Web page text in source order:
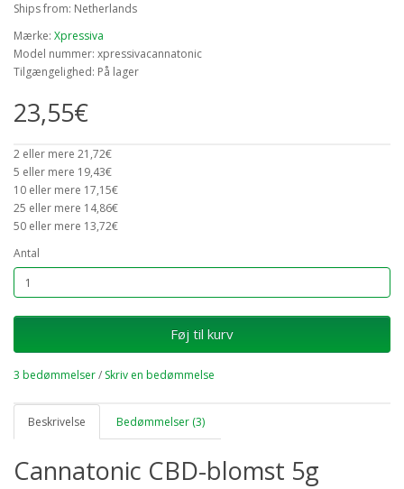
Ships from: Netherlands
Mærke: Xpressiva
Model nummer: xpressivacannatonic
Tilgængelighed: På lager
23,55€
2 eller mere 21,72€
5 eller mere 19,43€
10 eller mere 17,15€
25 eller mere 14,86€
50 eller mere 13,72€
Antal
Føj til kurv
3 bedømmelser/ Skriv en bedømmelse
Beskrivelse Bedømmelser (3)
Cannatonic CBD-blomst 5g